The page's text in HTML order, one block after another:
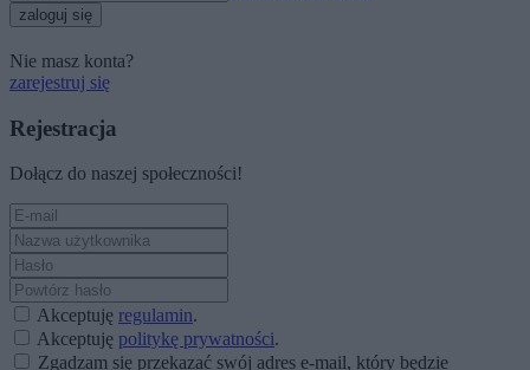
zaloguj się
Nie masz konta?
zarejestruj się
Rejestracja
Dołącz do naszej społeczności!
Akceptuję regulamin.
Akceptuję politykę prywatności.
Zgadzam się przekazać swój adres e-mail, który będzie